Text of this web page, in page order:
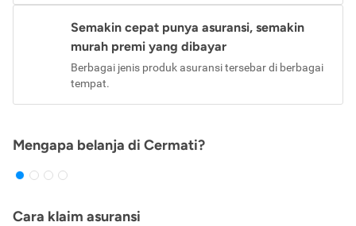
Semakin cepat punya asuransi, semakin
murah premi yang dibayar
Berbagai jenis produk asuransi tersebar di berbagai
tempat.
Mengapa belanja di Cermati?
Cara klaim asuransi